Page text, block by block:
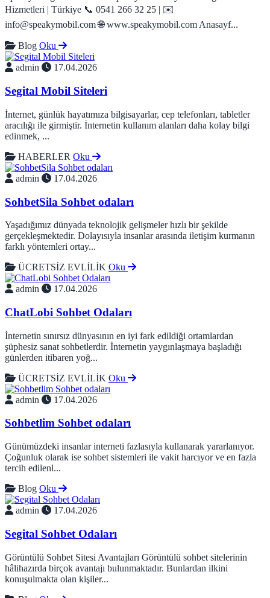
Hizmetleri | Türkiye 📞 0541 266 32 25 | ✉️
info@speakymobil.com 🌐 www.speakymobil.com Anasayf...
Blog Oku
admin 17.04.2026
Segital Mobil Siteleri
İnternet, günlük hayatımıza bilgisayarlar, cep telefonları, tabletler
aracılığı ile girmiştir. İnternetin kullanım alanları daha kolay bilgi
edinmek, ...
HABERLER Oku
admin 17.04.2026
SohbetSila Sohbet odaları
Yaşadığımız dünyada teknolojik gelişmeler hızlı bir şekilde
gerçekleşmektedir. Dolayısıyla insanlar arasında iletişim kurmanın
farklı yöntemleri ortay...
ÜCRETSİZ EVLİLİK Oku
admin 17.04.2026
ChatLobi Sohbet Odaları
İnternetin sınırsız dünyasının en iyi fark edildiği ortamlardan
şüphesiz sanat sohbetlerdir. İnternetin yaygınlaşmaya başladığı
günlerden itibaren yoğ...
ÜCRETSİZ EVLİLİK Oku
admin 17.04.2026
Sohbetlim Sohbet odaları
Günümüzdeki insanlar interneti fazlasıyla kullanarak yararlanıyor.
Çoğunluk olarak ise sohbet sistemleri ile vakit harcıyor ve en fazla
tercih edilenl...
Blog Oku
admin 17.04.2026
Segital Sohbet Odaları
Görüntülü Sohbet Sitesi Avantajları Görüntülü sohbet sitelerinin
hâlihazırda birçok avantajı bulunmaktadır. Bunlardan ilkini
konuşulmakta olan kişiler...